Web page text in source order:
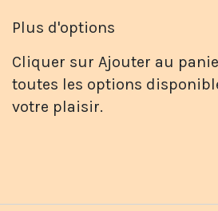
Plus d'options
Cliquer sur Ajouter au
toutes les options
votre plaisir.